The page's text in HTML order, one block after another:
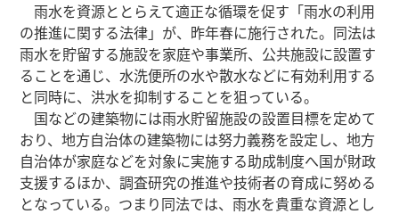
雨水を資源ととらえて適正な循環を促す「雨水の利用
の推進に関する法律」が、昨年春に施行された。同法は
雨水を貯留する施設を家庭や事業所、公共施設に設置す
ることを通じ、水洗便所の水や散水などに有効利用する
と同時に、洪水を抑制することを狙っている。
国などの建築物には雨水貯留施設の設置目標を定めて
おり、地方自治体の建築物には努力義務を設定し、地方
自治体が家庭などを対象に実施する助成制度へ国が財政
支援するほか、調査研究の推進や技術者の育成に努める
となっている。つまり同法では、雨水を貴重な資源とし